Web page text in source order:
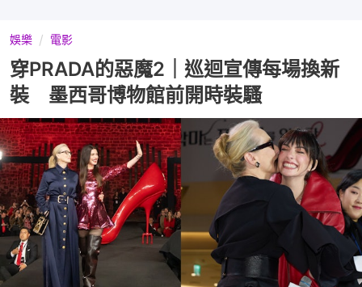
娛樂 電影
穿PRADA的惡魔2｜巡迴宣傳每場換新
裝 墨西哥博物館前開時裝騷